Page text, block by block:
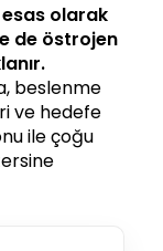
esas olarak
de östrojen
beslenme
ve hedefe
ile çoğu